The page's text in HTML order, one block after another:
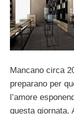
Mancano circa
preparano per
l’amore
questa giornata.